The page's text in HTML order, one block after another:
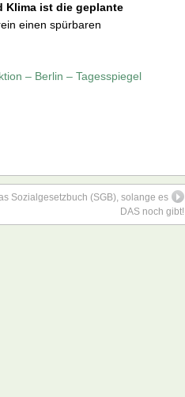
Klima ist die geplante
einen spürbaren
– Berlin – Tagesspiegel
Sozialgesetzbuch (SGB), solange es
DAS noch gibt!